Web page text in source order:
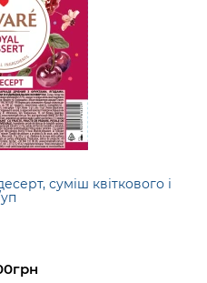
суміш квіткового і